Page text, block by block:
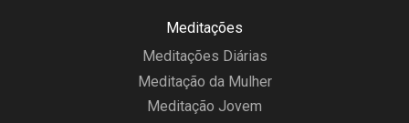
Meditações
Meditações Diárias
Meditação da Mulher
Meditação Jovem